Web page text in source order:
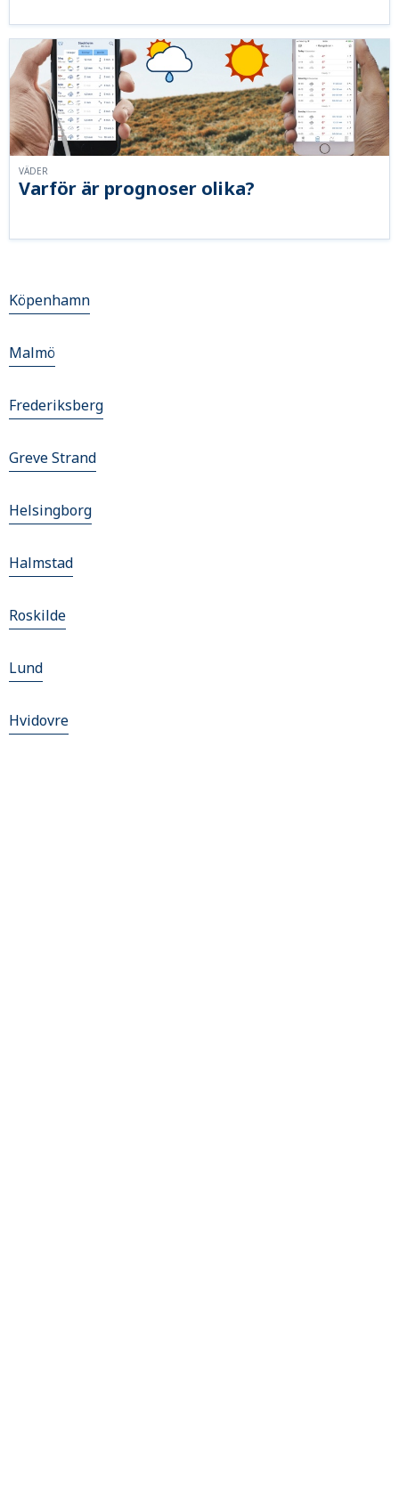
Varför är prognoser olika?
VÄDER
Köpenhamn
Malmö
Frederiksberg
Greve Strand
Helsingborg
Halmstad
Roskilde
Lund
Hvidovre